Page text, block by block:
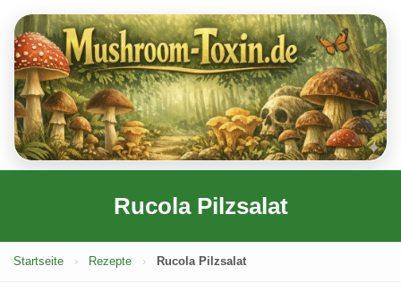
Rucola Pilzsalat
Startseite › Rezepte › Rucola Pilzsalat